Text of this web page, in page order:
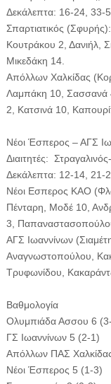
Δεκάλεπτα: 16-24, 33-
Σπαρτιατικός
Κουτράκου 2, Δανιήλ,
Μικεδάκη 14.
Απόλλων Χαλκίδας
Λαμπάκη 10, Σασσανά
2, Κατσινά 10,
Nέοι Έσπερος – ΑΓΣ
Διαιτητές:
Δεκάλεπτα: 12-14, 21-
Νέοι Εσπερος ΚΑΟ
Πένταρη, Μοδέ 10,
3,
ΑΓΣ Ιωαννίνων
Αναγνωστοπούλου,
Τρυφωνίδου,
Βαθμολογία
Ολυμπιάδα Ασσου 6
ΓΣ Ιωαννίνων 5 (2-1)
Απόλλων ΠΑΣ
Νέοι Έσπερος 5 (1-3)